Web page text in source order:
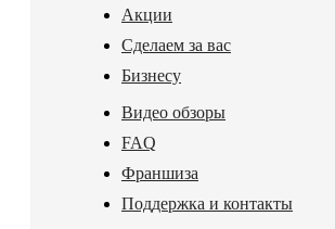
Акции
Сделаем за вас
Бизнесу
Видео обзоры
FAQ
Франшиза
Поддержка и контакты